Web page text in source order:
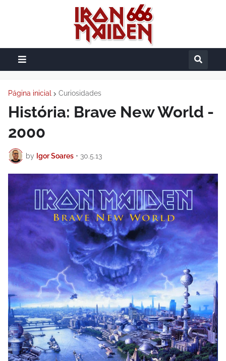
Página inicial Curiosidades
História: Brave New World -
2000
by Igor Soares • 30.5.13